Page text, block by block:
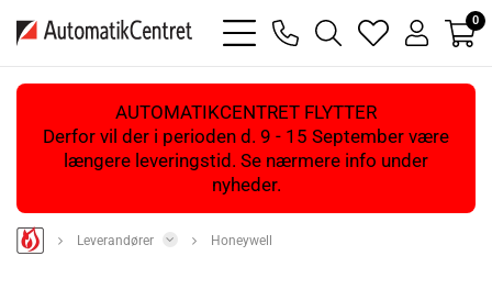
bars
light
phone
magnifying
glass
heart
light
user
light
0
AUTOMATIKCENTRET FLYTTER
Derfor vil der i perioden d. 9 - 15 September være
længere leveringstid. Se nærmere info under
nyheder.
Leverandører Honeywell